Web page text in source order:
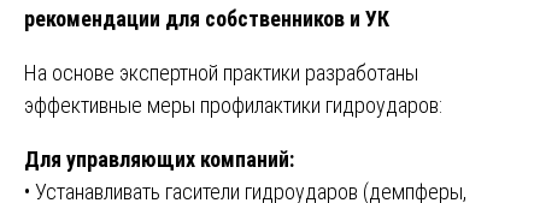
рекомендации для собственников и УК
На основе экспертной практики разработаны
эффективные меры профилактики гидроударов:
Для управляющих компаний:
• Устанавливать гасители гидроударов (демпферы,